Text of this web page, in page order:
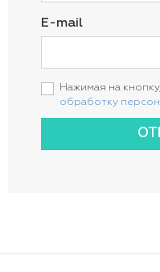
E-mail
Нажимая на
обработку